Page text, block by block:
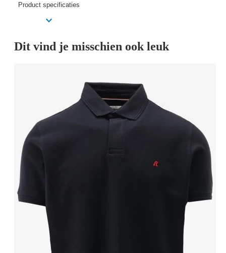
Product specificaties
Dit vind je misschien ook leuk